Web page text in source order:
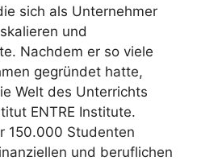
sich als Unternehmer
und
Nachdem er so viele
gegründet hatte,
Welt des Unterrichts
ENTRE Institute.
150.000 Studenten
und beruflichen